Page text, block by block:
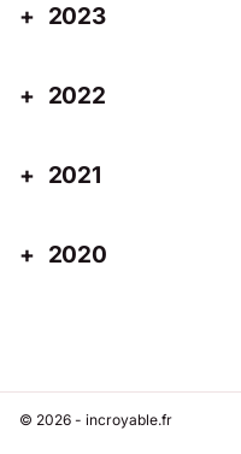
2023
2022
2021
2020
© 2026 - incroyable.fr